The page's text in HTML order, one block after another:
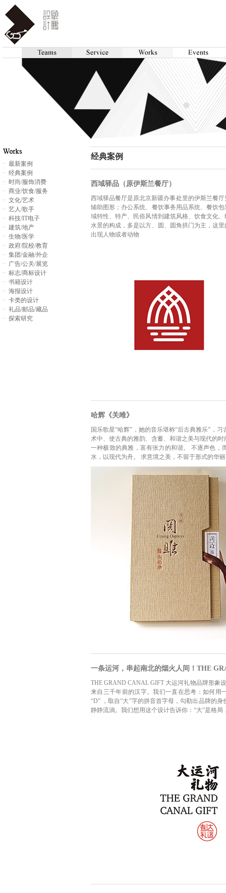
最新案例
经典案例
时尚/服饰消费
商业/饮食/服务
文化/艺术
艺人/歌手
科技/IT电子
建筑/地产
生物/医学
政府/院校/教育
集团/金融/外企
广告/公关/展览
标志/商标设计
书籍设计
海报设计
卡类的设计
礼品/邮品/藏品
探索研究
经典案例
西域驿品（原伊斯兰餐厅）
西域驿品餐厅是原北京新疆办事处里的伊斯兰餐
辅助图形；办公系统、餐饮事务用品系统、餐饮
域特性、特产、民俗风情到建筑风格、饮食文化
水景的构成，多是以方、圆、圆角拱门为主，这
出现人物或者动物
哈辉《关雎》
国乐歌星“哈辉”，她的音乐堪称“后古典雅乐”，
术中、使古典的雅韵、含蓄、和谐之美与现代的
一种极致的典雅，富有张力的和谐。 不逐声色
水，以现代为舟。 求意境之美，不留于形式的华
一条运河，串起南北的烟火人间！THE
THE GRAND CANAL GIFT 大运河礼物品牌形象
来自三千年前的汉字。我们一直在思考：如何用
“D” ，取自“大”字的拼音首字母，勾勒出品牌的
静静流淌。我们想用这个设计告诉你：“大”是格